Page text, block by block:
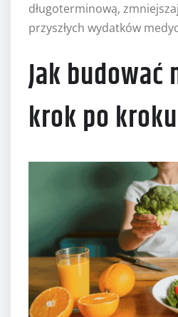
długoterminową,
przyszłych wydatków
Jak budować
krok po kroku